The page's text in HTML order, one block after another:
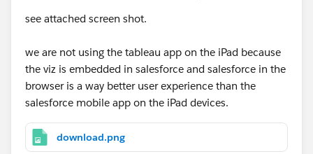
see attached screen shot.
we are not using the tableau app on the iPad because
the viz is embedded in salesforce and salesforce in the
browser is a way better user experience than the
salesforce mobile app on the iPad devices.
download.png